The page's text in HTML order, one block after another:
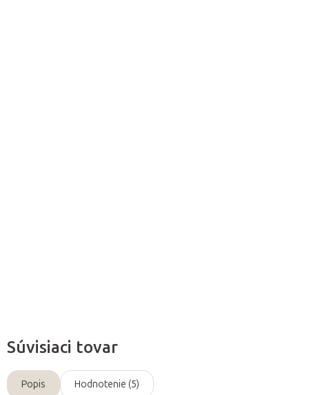
Súvisiaci tovar
Popis Hodnotenie (5)